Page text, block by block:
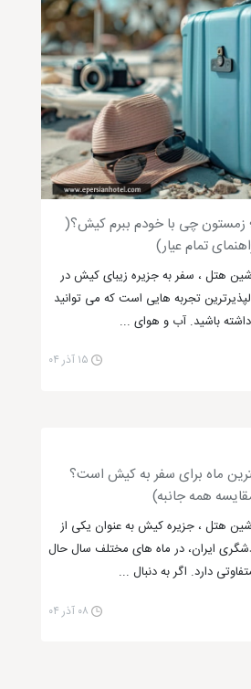
قصد داریم شما را با اقلیم جزیره آشنا کنیم. با نگاهی به نقشه ایران، متوجه بیضی بودن کیش می‌شوید. موقعیت جغرافیایی جزیره کیش یکی از 21 جزیره ایران می‌باشد
چی با خودم ببرم کیش؟(
تمام عیار)
هتل ، سفر به جزیره زیبای کیش در
تجربه هایی است که می توانید
داشته باشید. آب و هوای ...
۱۵ آذر ۰۴
ماه برای سفر به کیش است؟
همه جانبه)
هتل ، جزیره کیش به عنوان یکی از
ایران، در ماه های مختلف سال حال
دارد. اگر به دنبال ...
۰۸ آذر ۰۴